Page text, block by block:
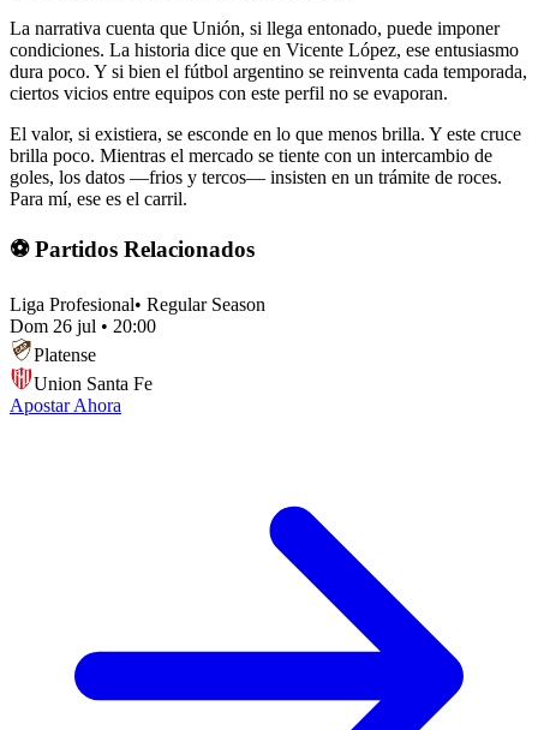
La narrativa cuenta que Unión, si llega entonado, puede imponer
condiciones. La historia dice que en Vicente López, ese entusiasmo
dura poco. Y si bien el fútbol argentino se reinventa cada temporada,
ciertos vicios entre equipos con este perfil no se evaporan.
El valor, si existiera, se esconde en lo que menos brilla. Y este cruce
brilla poco. Mientras el mercado se tiente con un intercambio de
goles, los datos —frios y tercos— insisten en un trámite de roces.
Para mí, ese es el carril.
⚽ Partidos Relacionados
Liga Profesional• Regular Season
Dom 26 jul • 20:00
Platense
Union Santa Fe
Apostar Ahora